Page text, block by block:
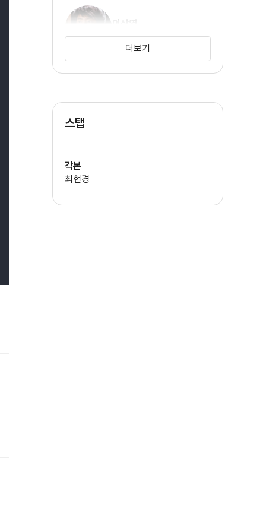
이상엽
(정재민)
더보기
스탭
각본
최현경